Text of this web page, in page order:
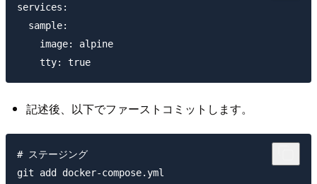
services:
  sample:
    image: alpine
記述後、以下でファーストコミットします。
# ステージング
git add docker-compose.yml